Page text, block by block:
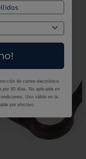
de correo electrónico
por 60 días. No aplicable en
Uso válido en la
por efectivo.